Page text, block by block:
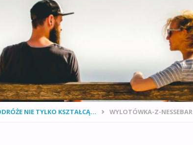
NIE TYLKO KSZTAŁCĄ... WYLOTÓWKA-Z-NESSEBAR